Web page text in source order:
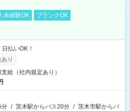
未経験OK
ブランクOK
払いOK！
り
給（社内規定あり）
分 / 茨木駅からバス20分 / 茨木市駅からバ